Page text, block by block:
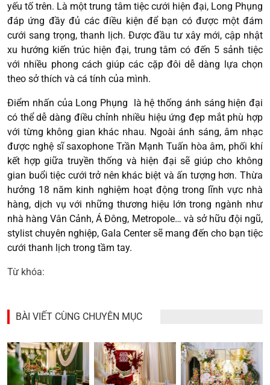
yếu tố trên. Là một trung tâm tiệc cưới hiện đại, Long Phụng
đáp ứng đầy đủ các điều kiện để bạn có được một đám
cưới sang trọng, thanh lịch. Được đầu tư xây mới, cập nhật
xu hướng kiến trúc hiện đại, trung tâm có đến 5 sảnh tiệc
với nhiều phong cách giúp các cặp đôi dễ dàng lựa chọn
theo sở thích và cá tính của mình.
Điểm nhấn của Long Phụng là hệ thống ánh sáng hiện đại
có thể dễ dàng điều chỉnh nhiều hiệu ứng đẹp mắt phù hợp
với từng không gian khác nhau. Ngoài ánh sáng, âm nhạc
được nghệ sĩ saxophone Trần Mạnh Tuấn hòa âm, phối khí
kết hợp giữa truyền thống và hiện đại sẽ giúp cho không
gian buổi tiệc cưới trở nên khác biệt và ấn tượng hơn. Thừa
hưởng 18 năm kinh nghiệm hoạt động trong lĩnh vực nhà
hàng, dịch vụ với những thương hiệu lớn trong ngành như
nhà hàng Vân Cảnh, Á Đông, Metropole… và sở hữu đội ngũ,
stylist chuyên nghiệp, Gala Center sẽ mang đến cho bạn tiệc
cưới thanh lịch trong tầm tay.
Từ khóa:
BÀI VIẾT CÙNG CHUYÊN MỤC